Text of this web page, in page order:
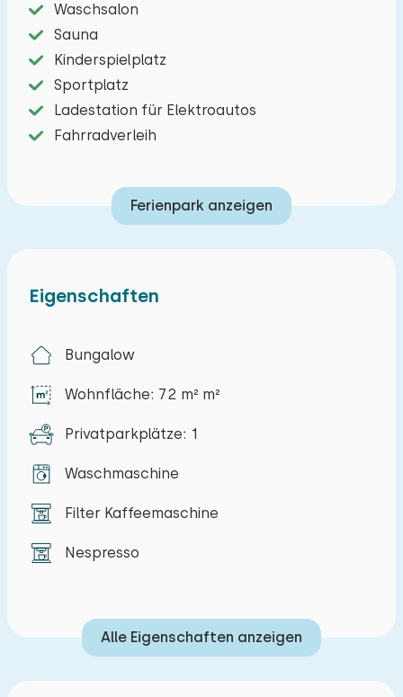
Baarnwald, besuchen Sie Schloss Soestdijk oder
schlendern Sie durch die charmante Altstadt von
Amersfoort mit ihren Kanälen und Terrassen. Hier
erleben Sie einen Urlaub, in dem Ruhe, Natur und
Geselligkeit harmonisch zusammenwirken.
Eigenschaften
Bungalow
Wohnfläche: 72 m² m²
Privatparkplätze: 1
Waschmaschine
Filter Kaffeemaschine
Nespresso
Alle Eigenschaften anzeigen
Waschsalon
Sauna
Kinderspielplatz
Sportplatz
Ladestation für Elektroautos
Fahrradverleih
Ferienpark anzeigen